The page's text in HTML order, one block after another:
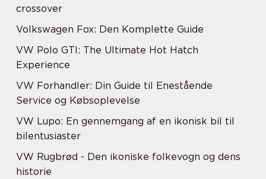
crossover
Volkswagen Fox: Den Komplette Guide
VW Polo GTI: The Ultimate Hot Hatch
Experience
VW Forhandler: Din Guide til Enestående
Service og Købsoplevelse
VW Lupo: En gennemgang af en ikonisk bil til
bilentusiaster
VW Rugbrød - Den ikoniske folkevogn og dens
historie